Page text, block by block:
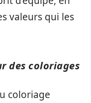
valeurs qui les
des coloriages
coloriage